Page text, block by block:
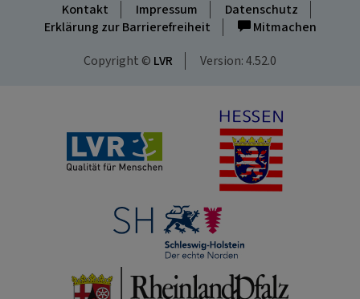
Kontakt Impressum
Datenschutz
Erklärung zur Barrierefreiheit
Mitmachen
Copyright © LVR Version: 4.52.0